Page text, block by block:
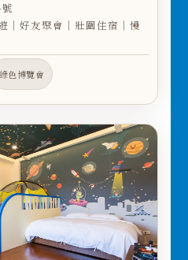
｜好友聚會｜壯圍住宿｜慢
綠色博覽會